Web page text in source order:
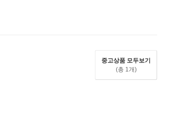
중고상품 모두보기
(총 1개)